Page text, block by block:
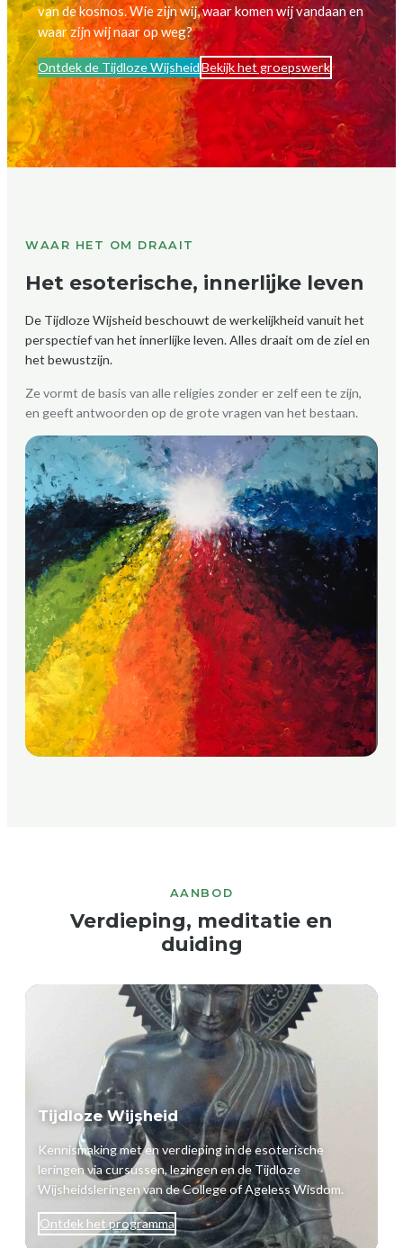
van de kosmos. Wie zijn wij, waar komen wij vandaan en
waar zijn wij naar op weg?
Ontdek de Tijdloze WijsheidBekijk het groepswerk
WAAR HET OM DRAAIT
Het esoterische, innerlijke leven
De Tijdloze Wijsheid beschouwt de werkelijkheid vanuit het
perspectief van het innerlijke leven. Alles draait om de ziel en
het bewustzijn.
Ze vormt de basis van alle religies zonder er zelf een te zijn,
en geeft antwoorden op de grote vragen van het bestaan.
AANBOD
Verdieping, meditatie en
duiding
Tijdloze Wijsheid
Kennismaking met en verdieping in de esoterische
leringen via cursussen, lezingen en de Tijdloze
Wijsheidsleringen van de College of Ageless Wisdom.
Ontdek het programma